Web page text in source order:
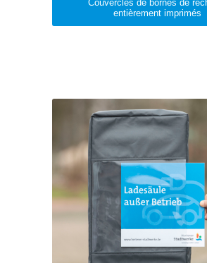
Couvercles de bornes de
entièrement imprimés